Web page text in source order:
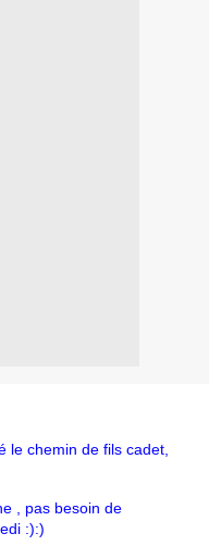
le chemin de fils cadet,
, pas besoin de
:):)